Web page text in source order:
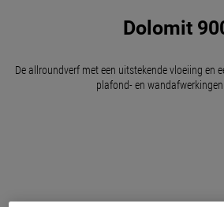
Dolomit
De allroundverf met een uitstekende vloeiing en
plafond- en